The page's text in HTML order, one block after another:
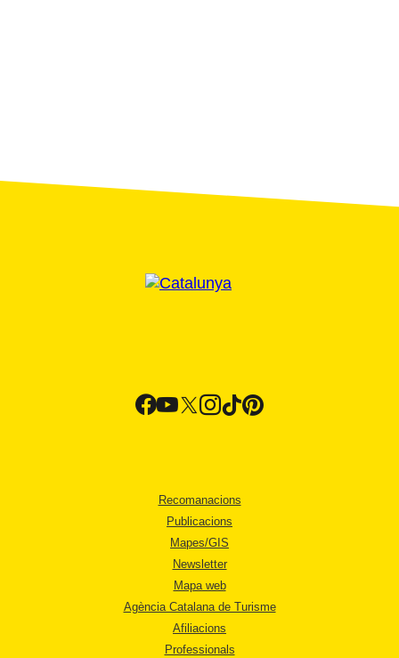
Recomanacions
Publicacions
Mapes/GIS
Newsletter
Mapa web
Agència Catalana de Turisme
Afiliacions
Professionals